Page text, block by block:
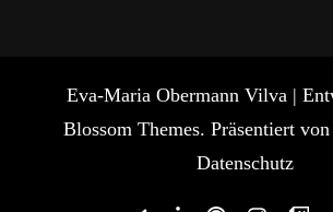
Eva-Maria Obermann Vilva |
Blossom Themes. Präsentiert von
Datenschutz